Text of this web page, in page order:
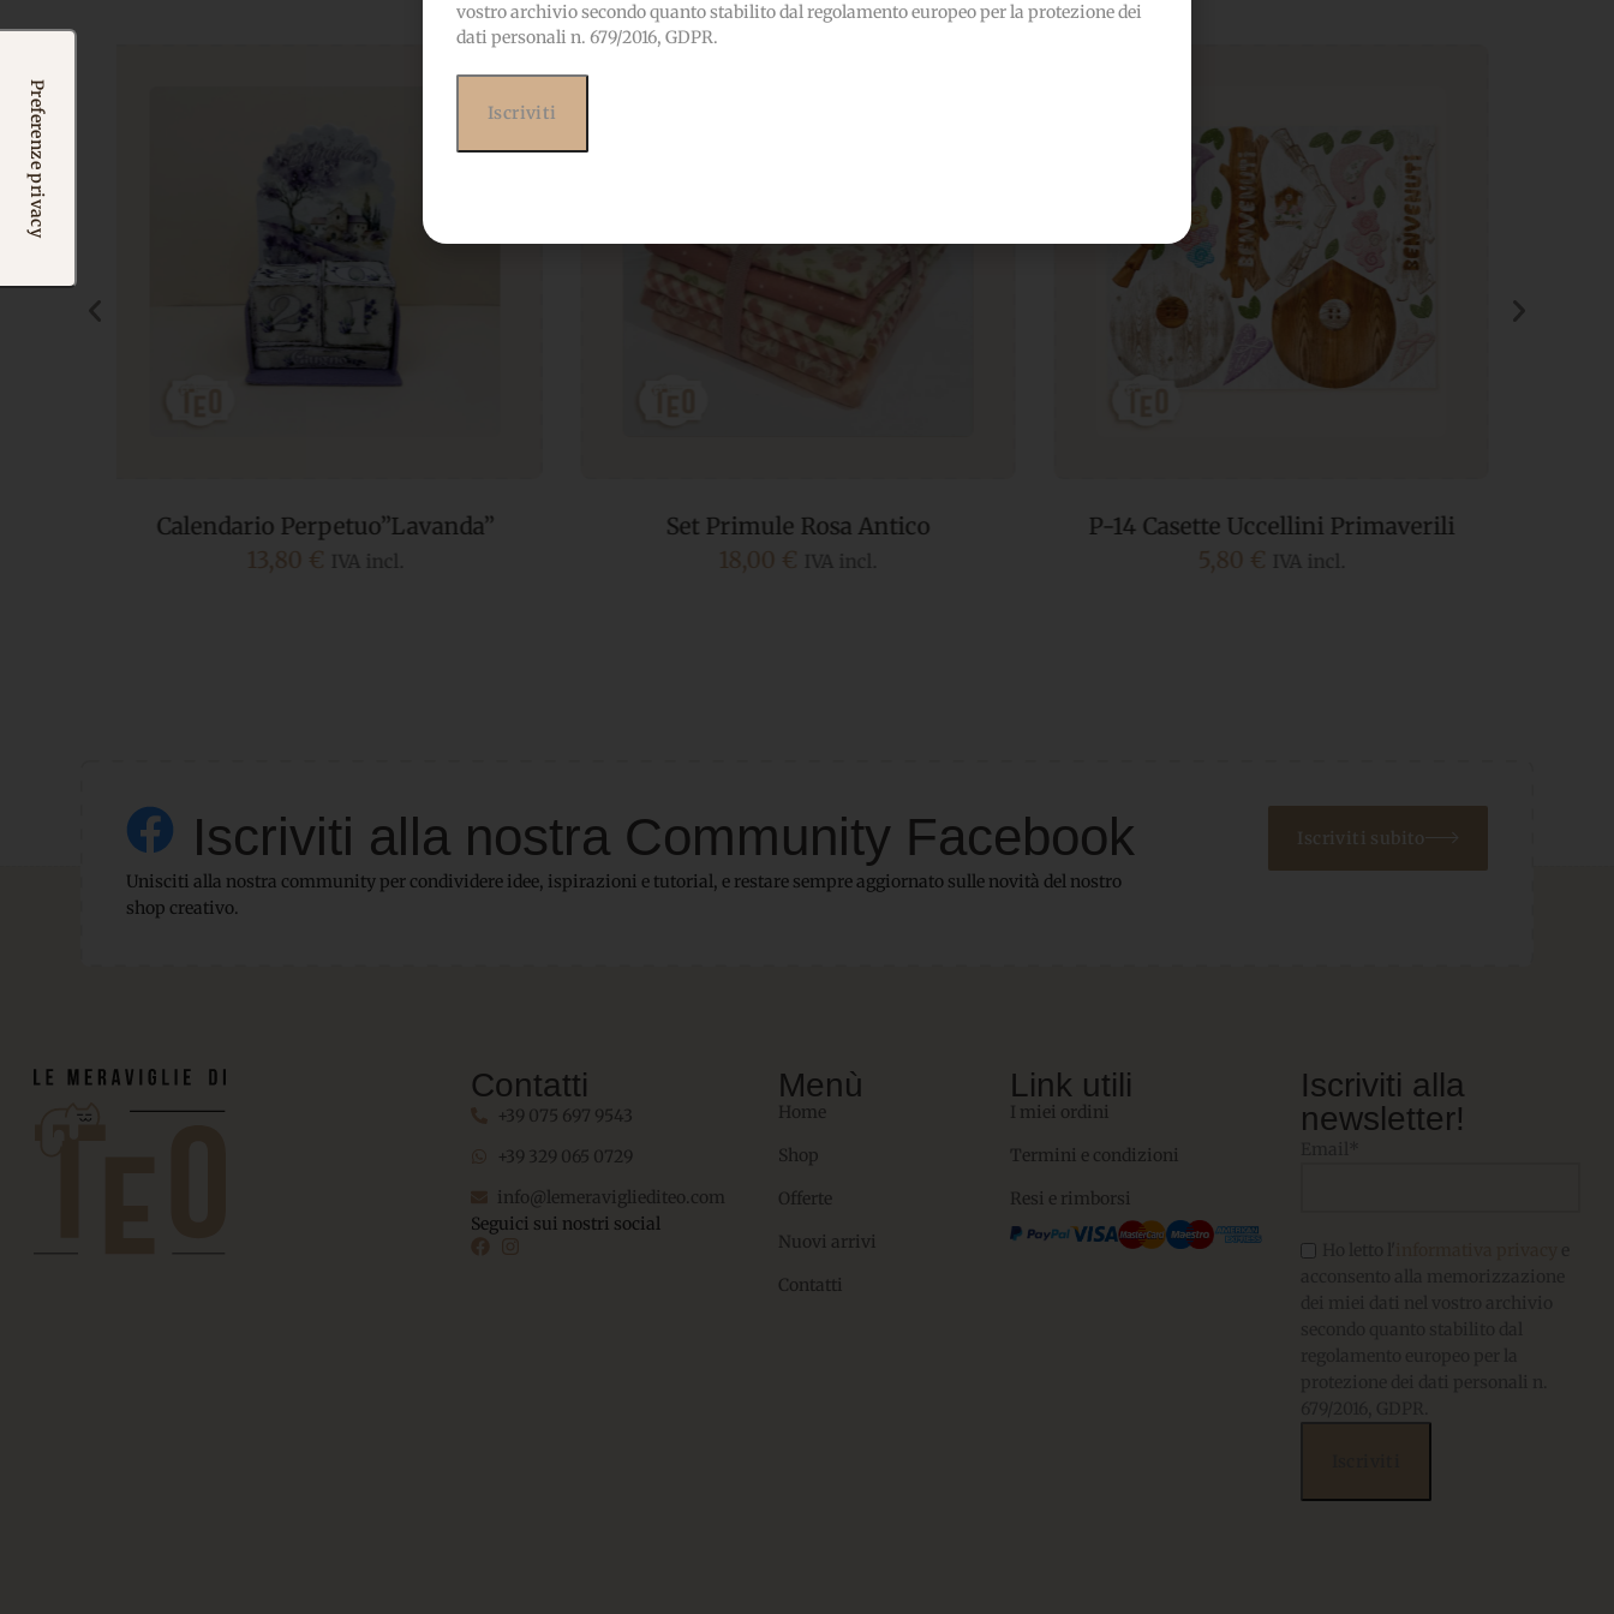
Set Primule Rosa Antico
18,00€ IVA incl.
P-14 Casette Uccellini Primaverili
5,80€ IVA incl.
Calendario Perpetuo”Lavanda”
13,80€ IVA incl.
Iscriviti alla nostra Community Facebook
Unisciti alla nostra community per condividere idee, ispirazioni e tutorial, e restare sempre aggiornato sulle novità del nostro
shop creativo.
Iscriviti subito
Contatti
+39 075 697 9543
+39 329 065 0729
info@lemeravigliediteo.com
Seguici sui nostri social
Menù
Home
Shop
Offerte
Nuovi arrivi
Contatti
Link utili
I miei ordini
Termini e condizioni
Resi e rimborsi
Iscriviti alla
newsletter!
vostro archivio secondo quanto stabilito dal regolamento europeo per la protezione dei
dati personali n. 679/2016, GDPR.